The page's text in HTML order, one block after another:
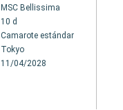
MSC Bellissima
10 d
Camarote estándar
Tokyo
11/04/2028